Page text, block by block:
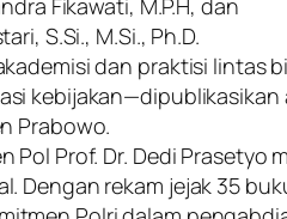
Fikawati, M.P.H, dan
S.Si., M.Si., Ph.D.
dan praktisi lintas
kebijakan—dipublikasikan
Prabowo.
Pol Prof. Dr. Dedi
Dengan rekam jejak 35